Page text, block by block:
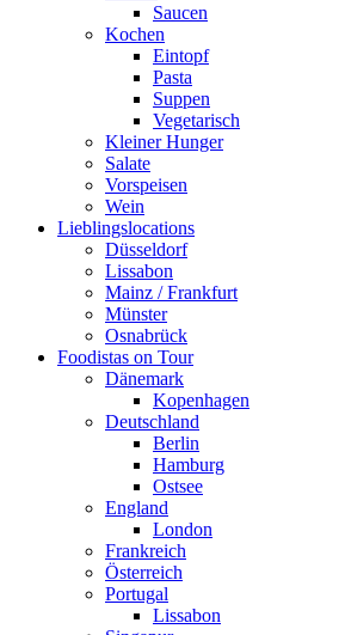
Saucen
Kochen
Eintopf
Pasta
Suppen
Vegetarisch
Kleiner Hunger
Salate
Vorspeisen
Wein
Lieblingslocations
Düsseldorf
Lissabon
Mainz / Frankfurt
Münster
Osnabrück
Foodistas on Tour
Dänemark
Kopenhagen
Deutschland
Berlin
Hamburg
Ostsee
England
London
Frankreich
Österreich
Portugal
Lissabon